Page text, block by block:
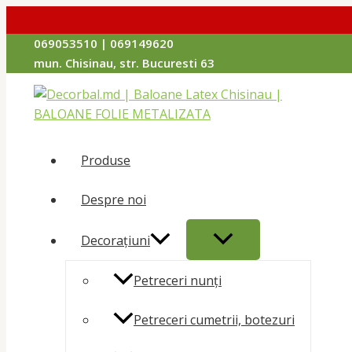
Перейти
содержимому
069053510 | 069149620
mun. Chisinau, str. Bucuresti 63
Produse
Despre noi
Decorațiuni ПЕРЕКЛЮЧАТЕЛЬ
МЕНЮ
Petreceri nunți
Petreceri cumetrii, botezuri